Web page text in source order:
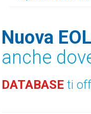
Nuova
anche
DATABASE ti